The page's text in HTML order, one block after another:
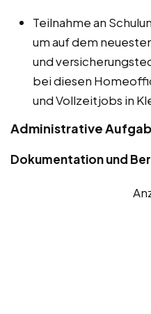
Teilnahme an
um auf dem
und
bei diesen
und Vollzeitjobs in
Administrative
Dokumentation und